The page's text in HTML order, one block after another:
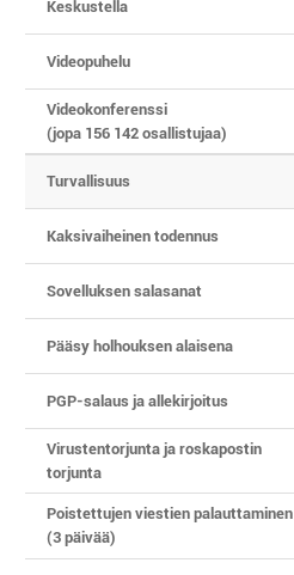
Keskustella
Videopuhelu
Videokonferenssi
(jopa 156 142 osallistujaa)
Turvallisuus
Kaksivaiheinen todennus
Sovelluksen salasanat
Pääsy holhouksen alaisena
PGP-salaus ja allekirjoitus
Virustentorjunta ja roskapostin
torjunta
Poistettujen viestien palauttaminen
(3 päivää)